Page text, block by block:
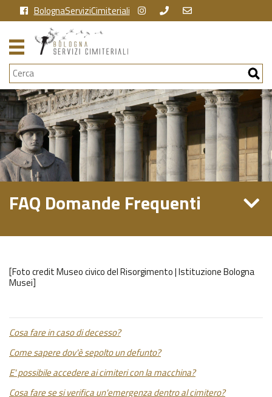
BolognaServiziCimiteriali
Cerca
FAQ Domande Frequenti
[Foto credit Museo civico del Risorgimento | Istituzione Bologna
Musei]
Cosa fare in caso di decesso?
Come sapere dov'è sepolto un defunto?
E' possibile accedere ai cimiteri con la macchina?
Cosa fare se si verifica un'emergenza dentro al cimitero?